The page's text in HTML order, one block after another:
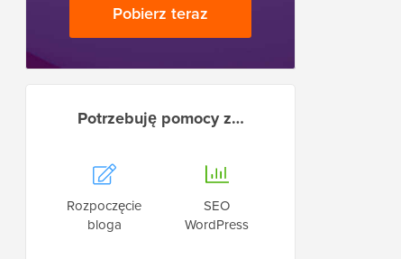
Pobierz teraz
Potrzebuję pomocy z…
Rozpoczęcie
bloga
SEO
WordPress